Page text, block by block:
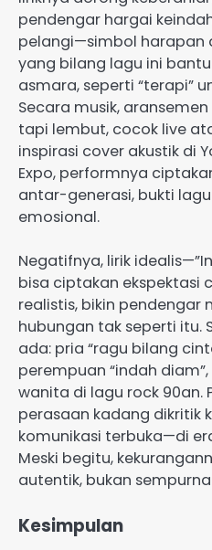
pendengar hargai
pelangi—simbol harapan
yang bilang lagu ini
asmara, seperti “terapi”
Secara musik,
tapi lembut, cocok live
inspirasi cover akustik di
Expo, performnya
antar-generasi, bukti
emosional.
Negatifnya, lirik
bisa ciptakan ekspektasi
realistis, bikin pendengar
hubungan tak seperti itu.
ada: pria “ragu bilang
perempuan “indah
wanita di lagu rock 90an.
perasaan kadang dikritik
komunikasi terbuka—di
Meski begitu,
autentik, bukan
Kesimpulan